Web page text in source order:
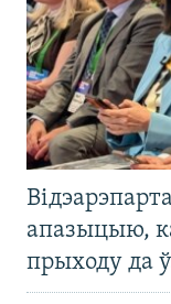
апазыцыю,
прыходу да